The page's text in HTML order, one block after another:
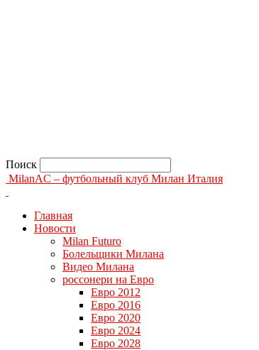
Поиск
MilanAC – футбольный клуб Милан Италия
Главная
Новости
Milan Futuro
Болельщики Милана
Видео Милана
россонери на Евро
Евро 2012
Евро 2016
Евро 2020
Евро 2024
Евро 2028